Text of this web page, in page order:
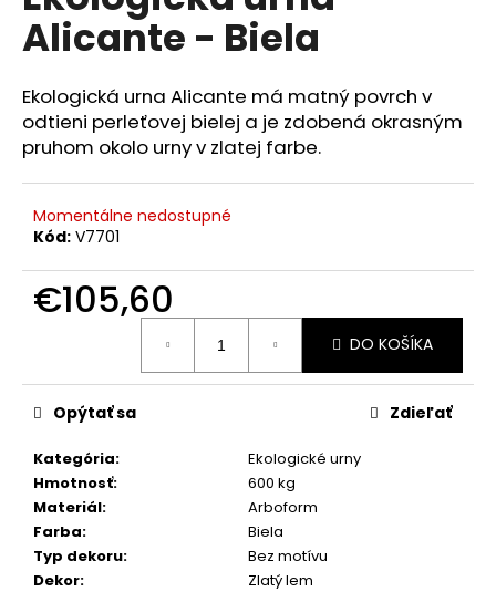
0,0
z
hviezdičiek.
Alicante - Biela
Ekologická urna Alicante má matný povrch v
odtieni perleťovej bielej a je zdobená okrasným
pruhom okolo urny v zlatej farbe.
Momentálne nedostupné
Kód: V7701
€105,60
DO KOŠÍKA
Kategória:
Ekologické urny
Hmotnosť:
600 kg
Materiál:
Arboform
Farba:
Biela
Typ dekoru:
Bez motívu
Dekor:
Zlatý lem
Opýtať sa Zdieľať
á
j
s
ť
?
d
p
o
ú
č
a
m
e